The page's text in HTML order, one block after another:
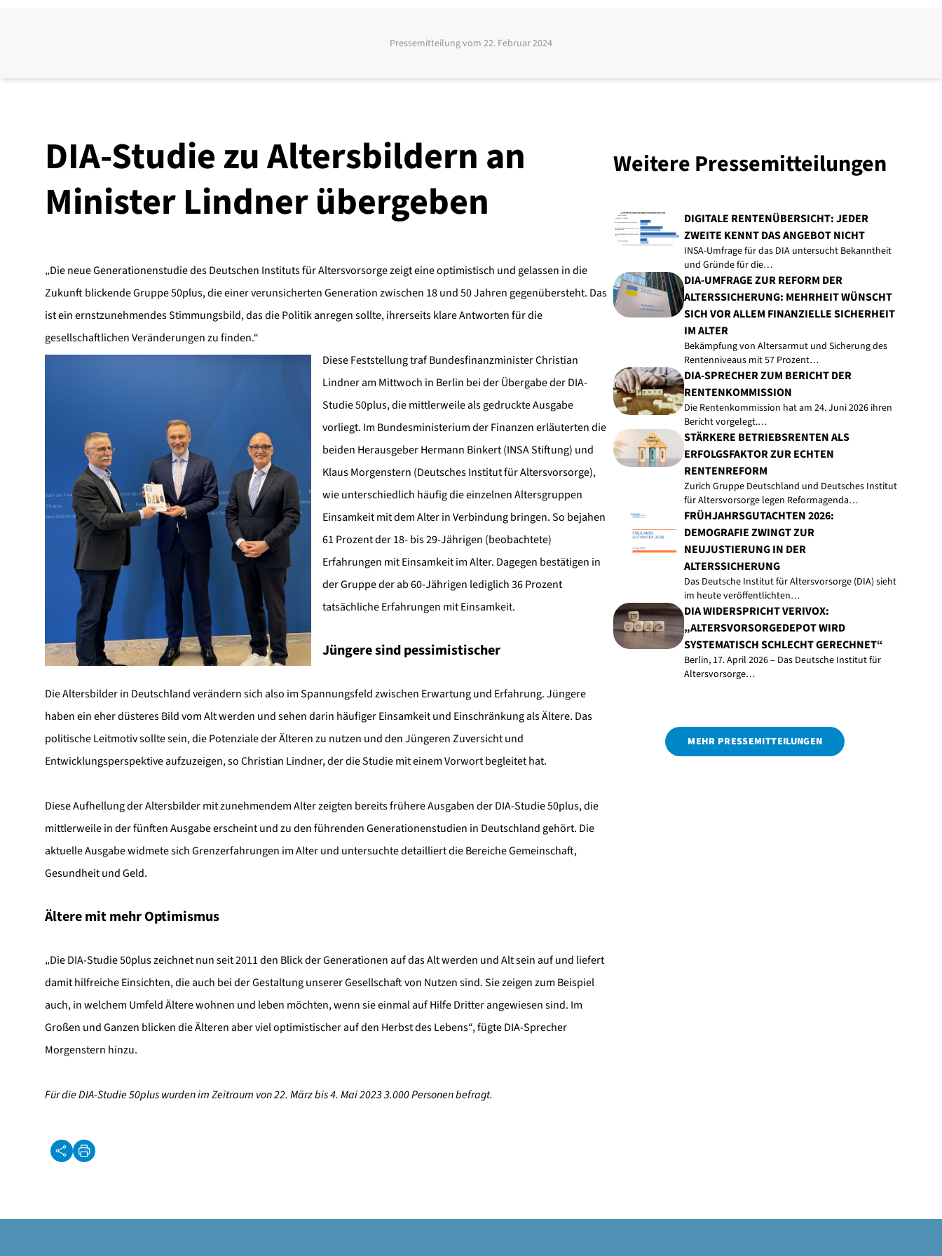
Pressemitteilung vom 22. Februar 2024
DIA-Studie zu Altersbildern an
Minister Lindner übergeben
„Die neue Generationenstudie des Deutschen Instituts für Altersvorsorge zeigt eine optimistisch und gelassen in die
Zukunft blickende Gruppe 50plus, die einer verunsicherten Generation zwischen 18 und 50 Jahren gegenübersteht. Das
ist ein ernstzunehmendes Stimmungsbild, das die Politik anregen sollte, ihrerseits klare Antworten für die
gesellschaftlichen Veränderungen zu finden.“
Diese Feststellung traf Bundesfinanzminister Christian
Lindner am Mittwoch in Berlin bei der Übergabe der DIA-
Studie 50plus, die mittlerweile als gedruckte Ausgabe
vorliegt. Im Bundesministerium der Finanzen erläuterten die
beiden Herausgeber Hermann Binkert (INSA Stiftung) und
Klaus Morgenstern (Deutsches Institut für Altersvorsorge),
wie unterschiedlich häufig die einzelnen Altersgruppen
Einsamkeit mit dem Alter in Verbindung bringen. So bejahen
61 Prozent der 18- bis 29-Jährigen (beobachtete)
Erfahrungen mit Einsamkeit im Alter. Dagegen bestätigen in
der Gruppe der ab 60-Jährigen lediglich 36 Prozent
tatsächliche Erfahrungen mit Einsamkeit.
Jüngere sind pessimistischer
Die Altersbilder in Deutschland verändern sich also im Spannungsfeld zwischen Erwartung und Erfahrung. Jüngere
haben ein eher düsteres Bild vom Alt werden und sehen darin häufiger Einsamkeit und Einschränkung als Ältere. Das
politische Leitmotiv sollte sein, die Potenziale der Älteren zu nutzen und den Jüngeren Zuversicht und
Entwicklungsperspektive aufzuzeigen, so Christian Lindner, der die Studie mit einem Vorwort begleitet hat.
Diese Aufhellung der Altersbilder mit zunehmendem Alter zeigten bereits frühere Ausgaben der DIA-Studie 50plus, die
mittlerweile in der fünften Ausgabe erscheint und zu den führenden Generationenstudien in Deutschland gehört. Die
aktuelle Ausgabe widmete sich Grenzerfahrungen im Alter und untersuchte detailliert die Bereiche Gemeinschaft,
Gesundheit und Geld.
Ältere mit mehr Optimismus
„Die DIA-Studie 50plus zeichnet nun seit 2011 den Blick der Generationen auf das Alt werden und Alt sein auf und liefert
damit hilfreiche Einsichten, die auch bei der Gestaltung unserer Gesellschaft von Nutzen sind. Sie zeigen zum Beispiel
auch, in welchem Umfeld Ältere wohnen und leben möchten, wenn sie einmal auf Hilfe Dritter angewiesen sind. Im
Großen und Ganzen blicken die Älteren aber viel optimistischer auf den Herbst des Lebens“, fügte DIA-Sprecher
Morgenstern hinzu.
Für die DIA-Studie 50plus wurden im Zeitraum von 22. März bis 4. Mai 2023 3.000 Personen befragt.
Weitere Pressemitteilungen
DIGITALE RENTENÜBERSICHT: JEDER
ZWEITE KENNT DAS ANGEBOT NICHT
INSA-Umfrage für das DIA untersucht Bekanntheit
und Gründe für die…
DIA-UMFRAGE ZUR REFORM DER
ALTERSSICHERUNG: MEHRHEIT WÜNSCHT
SICH VOR ALLEM FINANZIELLE SICHERHEIT
IM ALTER
Bekämpfung von Altersarmut und Sicherung des
Rentenniveaus mit 57 Prozent…
DIA-SPRECHER ZUM BERICHT DER
RENTENKOMMISSION
Die Rentenkommission hat am 24. Juni 2026 ihren
Bericht vorgelegt.…
STÄRKERE BETRIEBSRENTEN ALS
ERFOLGSFAKTOR ZUR ECHTEN
RENTENREFORM
Zurich Gruppe Deutschland und Deutsches Institut
für Altersvorsorge legen Reformagenda…
FRÜHJAHRSGUTACHTEN 2026:
DEMOGRAFIE ZWINGT ZUR
NEUJUSTIERUNG IN DER
ALTERSSICHERUNG
Das Deutsche Institut für Altersvorsorge (DIA) sieht
im heute veröffentlichten…
DIA WIDERSPRICHT VERIVOX:
„ALTERSVORSORGEDEPOT WIRD
SYSTEMATISCH SCHLECHT GERECHNET“
Berlin, 17. April 2026 – Das Deutsche Institut für
Altersvorsorge…
MEHR PRESSEMITTEILUNGEN